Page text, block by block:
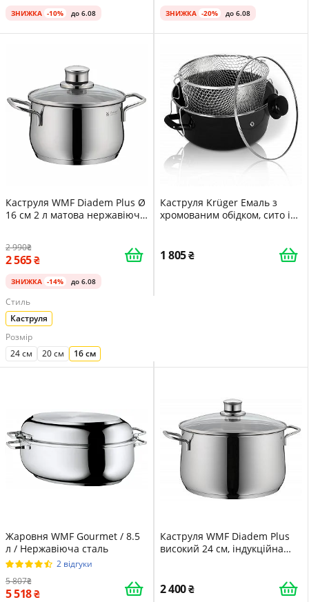
ЗНИЖКА -10% до 6.08 ЗНИЖКА -20% до 6.08
Каструля WMF Diadem Plus Ø
16 см 2 л матова нержавіюча
2 990
2 565
ЗНИЖКА -14% до 6.08
Стиль
Каструля
Розмір
24 см
20 см 16 см
Каструля Krüger Емаль з
хромованим обідком, сито і
1 805
Жаровня WMF Gourmet / 8.5
л / Нержавіюча сталь
2 відгуки
5 807
5 518
Каструля WMF Diadem Plus
високий 24 см, індукційна
полірована, без покриття
2 400